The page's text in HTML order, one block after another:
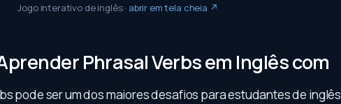
Jogo interativo de inglês· abrir em tela cheia ↗
Phrasal Verbs em Inglês com
pode ser um dos maiores desafios para estudantes de inglês